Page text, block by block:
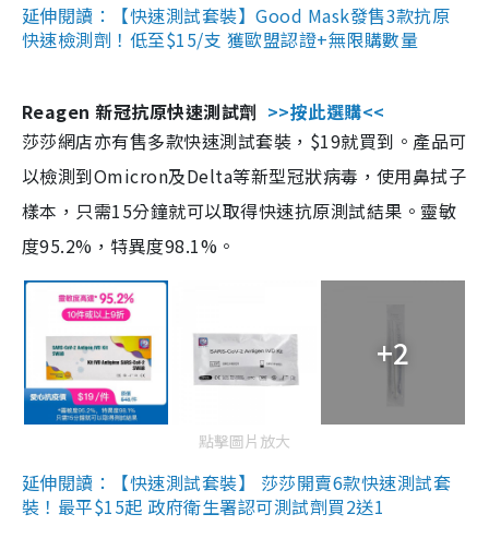
延伸閱讀：【快速測試套裝】Good Mask發售3款抗原
快速檢測劑！低至$15/支 獲歐盟認證+無限購數量
Reagen 新冠抗原快速測試劑 >>按此選購<<
莎莎網店亦有售多款快速測試套裝，$19就買到。產品可
以檢測到Omicron及Delta等新型冠狀病毒，使用鼻拭子
樣本，只需15分鐘就可以取得快速抗原測試結果。靈敏
度95.2%，特異度98.1%。
+2
點擊圖片放大
延伸閱讀：【快速測試套裝】 莎莎開賣6款快速測試套
裝！最平$15起 政府衛生署認可測試劑買2送1